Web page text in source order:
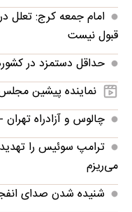
امام جمعه کرج: تعلل
قبول نیست
حداقل دستمزد در
نماینده پیشین
چالوس و آزادراه
ترامپ سوئیس را
می‌ریزم
شنیده شدن صدای